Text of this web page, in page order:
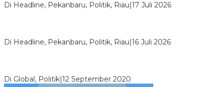
Di Headline, Pekanbaru, Politik, Riau|17 Juli 2026
Di Headline, Pekanbaru, Politik, Riau|16 Juli 2026
Di Global, Politik|12 September 2020